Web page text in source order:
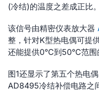
(冷结)的温度之差成正比。
该信号由精密仪表放大器
整，针对K型热电偶可提
还能提供0°C到50°C范围
图1还显示了第五个热电
AD8495冷结补偿电路之